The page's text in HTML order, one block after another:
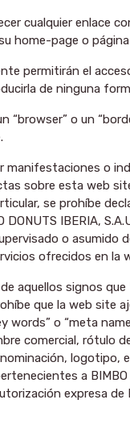
cualquier enlace
home-page o página
permitirán el
de ninguna
“browser” o un
manifestaciones o
sobre esta web
se prohíbe
DONUTS IBERIA,
o asumido
ofrecidos en la
aquellos signos
que la web site
words” o “meta
comercial, rótulo
logotipo,
a BIMBO
expresa de